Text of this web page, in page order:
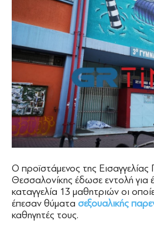
Ο προϊστάμενος της
Θεσσαλονίκης έδωσε εντολή για
καταγγελία 13 μαθητριών οι
έπεσαν θύματα σεξουαλικής
καθηγητές τους.